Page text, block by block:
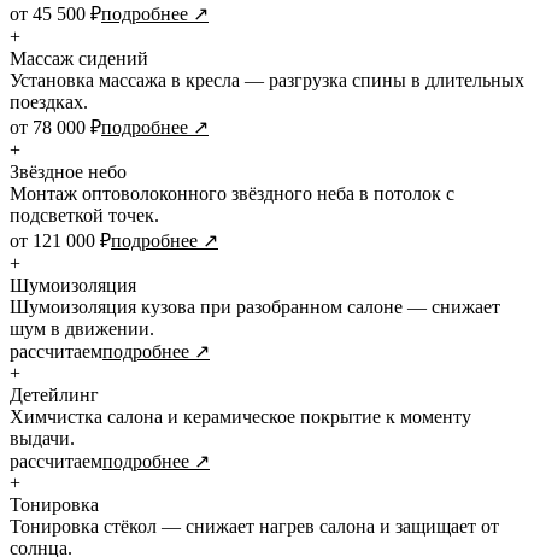
от 45 500 ₽подробнее ↗
+
Массаж сидений
Установка массажа в кресла — разгрузка спины в длительных
поездках.
от 78 000 ₽подробнее ↗
+
Звёздное небо
Монтаж оптоволоконного звёздного неба в потолок с
подсветкой точек.
от 121 000 ₽подробнее ↗
+
Шумоизоляция
Шумоизоляция кузова при разобранном салоне — снижает
шум в движении.
рассчитаемподробнее ↗
+
Детейлинг
Химчистка салона и керамическое покрытие к моменту
выдачи.
рассчитаемподробнее ↗
+
Тонировка
Тонировка стёкол — снижает нагрев салона и защищает от
солнца.